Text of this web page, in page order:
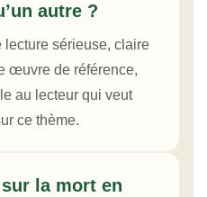
autre ?
lecture sérieuse, claire
œuvre de référence,
au lecteur qui veut
ce thème.
la mort en